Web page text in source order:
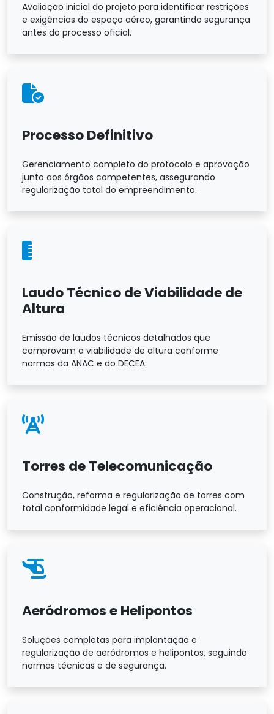
Avaliação inicial do projeto para identificar restrições
e exigências do espaço aéreo, garantindo segurança
antes do processo oficial.
Processo Definitivo
Gerenciamento completo do protocolo e aprovação
junto aos órgãos competentes, assegurando
regularização total do empreendimento.
Laudo Técnico de Viabilidade de
Altura
Emissão de laudos técnicos detalhados que
comprovam a viabilidade de altura conforme
normas da ANAC e do DECEA.
Torres de Telecomunicação
Construção, reforma e regularização de torres com
total conformidade legal e eficiência operacional.
Aeródromos e Helipontos
Soluções completas para implantação e
regularização de aeródromos e helipontos, seguindo
normas técnicas e de segurança.